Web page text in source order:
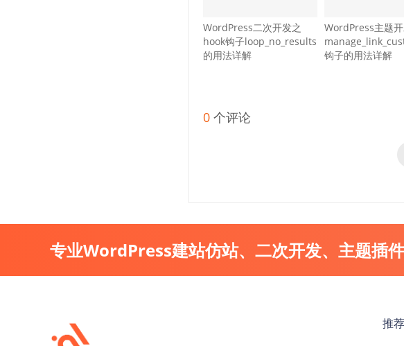
WordPress二次开发之
hook钩子loop_no_results
的用法详解
WordPress主题
钩子的用法详解
0 个评论
专业WordPress建站仿站、二次开发、主题插
推荐